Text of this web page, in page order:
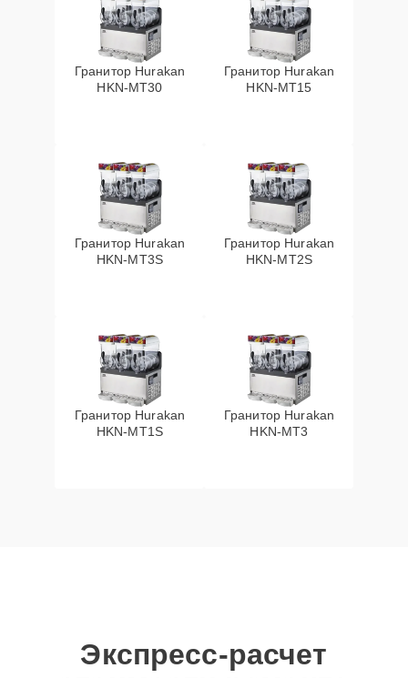
Гранитор Hurakan
HKN-MT30
Гранитор Hurakan
HKN-MT15
Гранитор Hurakan
HKN-MT3S
Гранитор Hurakan
HKN-MT2S
Гранитор Hurakan
HKN-MT1S
Гранитор Hurakan
HKN-MT3
Экспресс-расчет